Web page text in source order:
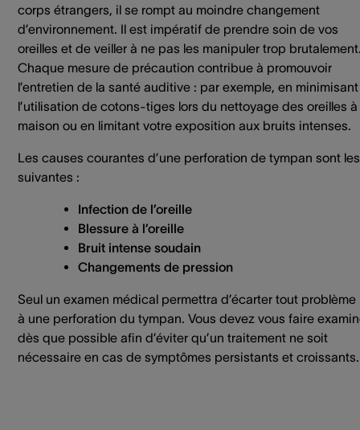
corps étrangers, il se rompt au moindre changement
d’environnement. Il est impératif de prendre soin de vos
oreilles et de veiller à ne pas les manipuler trop
Chaque mesure de précaution contribue à promouvoir
l’entretien de la santé auditive : par exemple, en minimisant
l’utilisation de cotons-tiges lors du nettoyage des oreilles à
maison ou en limitant votre exposition aux bruits intenses.
Les causes courantes d’une perforation de tympan sont les
suivantes :
Infection de l’oreille
Blessure à l’oreille
Bruit intense soudain
Changements de pression
Seul un examen médical permettra d’écarter tout problème
à une perforation du tympan. Vous devez vous faire
dès que possible afin d’éviter qu’un traitement ne soit
nécessaire en cas de symptômes persistants et croissants.